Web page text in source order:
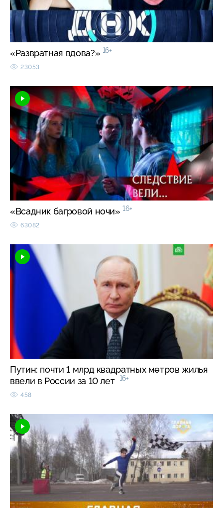
«Развратная вдова?» 16+
23053
«Всадник багровой ночи» 16+
63082
Путин: почти 1 млрд квадратных метров жилья
ввели в России за 10 лет 16+
458